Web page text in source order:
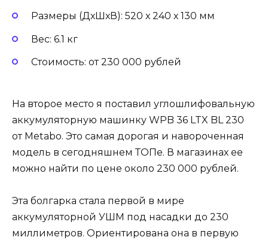
Размеры (ДхШхВ): 520 х 240 х 130 мм
Вес: 6.1 кг
Стоимость: от 230 000 рублей
На второе место я поставил углошлифовальную
аккумуляторную машинку WPB 36 LTX BL 230
от Metabo. Это самая дорогая и навороченная
модель в сегодняшнем ТОПе. В магазинах ее
можно найти по цене около 230 000 рублей.
Эта болгарка стала первой в мире
аккумуляторной УШМ под насадки до 230
миллиметров. Ориентирована она в первую